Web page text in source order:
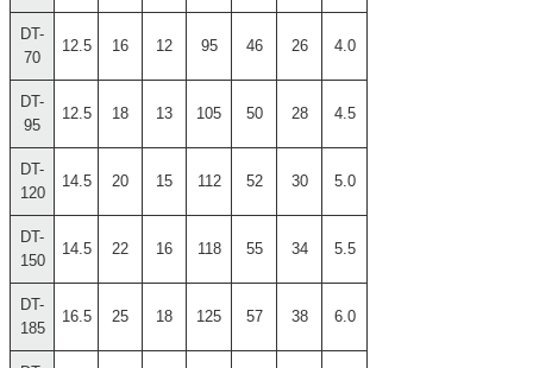
DT-
70
12.5 16 12 95 46 26 4.0
DT-
95
12.5 18 13 105 50 28 4.5
DT-
120
14.5 20 15 112 52 30 5.0
DT-
150
14.5 22 16 118 55 34 5.5
DT-
185
16.5 25 18 125 57 38 6.0